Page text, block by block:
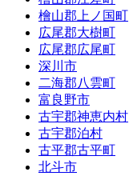
檜山郡上ノ国町
広尾郡大樹町
広尾郡広尾町
深川市
二海郡八雲町
富良野市
古宇郡神恵内村
古宇郡泊村
古平郡古平町
北斗市